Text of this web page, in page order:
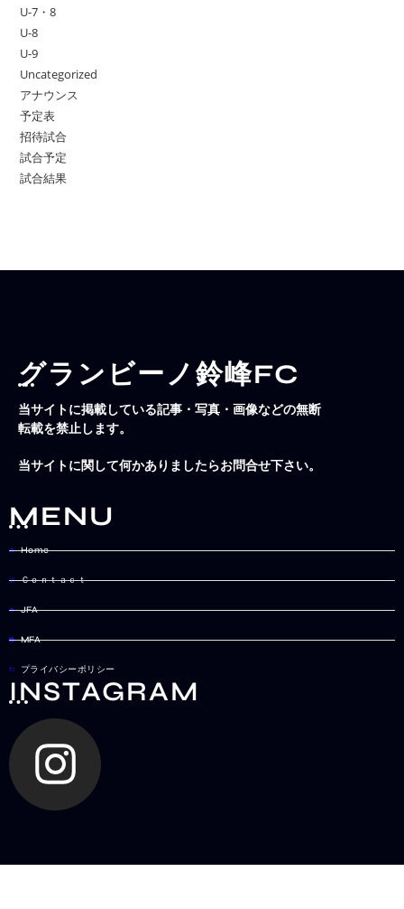
U-7・8
U-8
U-9
Uncategorized
アナウンス
予定表
招待試合
試合予定
試合結果
グランビーノ鈴峰FC
当サイトに掲載している記事・写真・画像などの無断
転載を禁止します。
当サイトに関して何かありましたらお問合せ下さい。
MENU
Home
Ｃｏｎｔａｃｔ
JFA
MFA
プライバシーポリシー
INSTAGRAM